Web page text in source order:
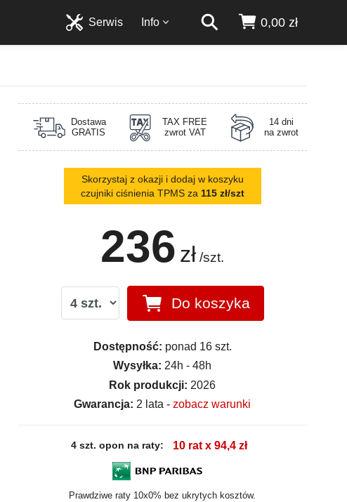
0,00 zł
Info
Serwis
Dostawa
GRATIS
TAX FREE
zwrot VAT
14 dni
na zwrot
Skorzystaj z okazji i dodaj w koszyku
czujniki ciśnienia TPMS za 115 zł/szt
236 zł /szt.
Do koszyka
Dostępność: ponad 16 szt.
Wysyłka: 24h - 48h
Rok produkcji: 2026
Gwarancja: 2 lata -zobacz warunki
4 szt. opon na raty: 10 rat x 94,4 zł
Prawdziwe raty 10x0% bez ukrytych kosztów.